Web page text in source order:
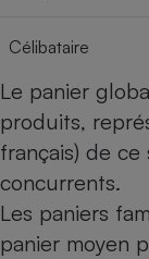
Célibataire
Le panier
produits,
français) de
concurrents.
Les paniers
panier moyen